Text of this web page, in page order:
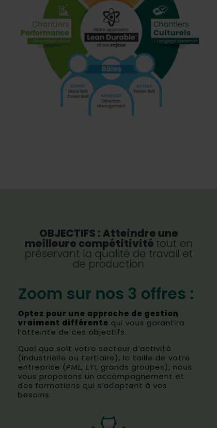
OBJECTIFS : Atteindre une
meilleure compétitivité tout en
préservant la qualité de travail et
de production
Zoom sur nos 3 offres :
Optez pour une approche de gestion
vraiment différente qui vous garantira
l’atteinte de ces objectifs.
Quel que soit votre secteur d’activité
(industrielle ou tertiaire), la taille de votre
entreprise (PME, ETI, grands groupes), nous
vous proposons un accompagnement et
des formations qui s’adaptent à vos
besoins.